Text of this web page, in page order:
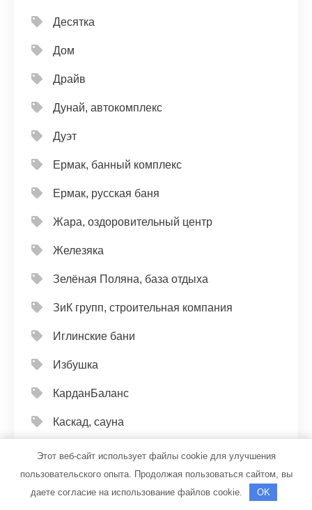
Десятка
Дом
Драйв
Дунай, автокомплекс
Дуэт
Ермак, банный комплекс
Ермак, русская баня
Жара, оздоровительный центр
Железяка
Зелёная Поляна, база отдыха
ЗиК групп, строительная компания
Иглинские бани
Избушка
КарданБаланс
Каскад, сауна
Кемпинг Тавуш, гостиничный комплекс
Колибри, сауна
Этот веб-сайт использует файлы cookie для улучшения
пользовательского опыта. Продолжая пользоваться сайтом, вы
даете согласие на использование файлов cookie.
OK